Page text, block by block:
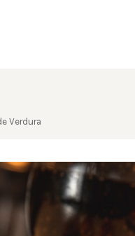
Verdura